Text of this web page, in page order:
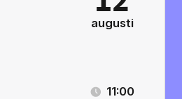
augusti
11:00